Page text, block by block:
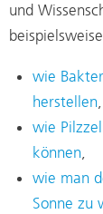
und
wie
herstellen,
wie
können,
wie man
Sonne zu